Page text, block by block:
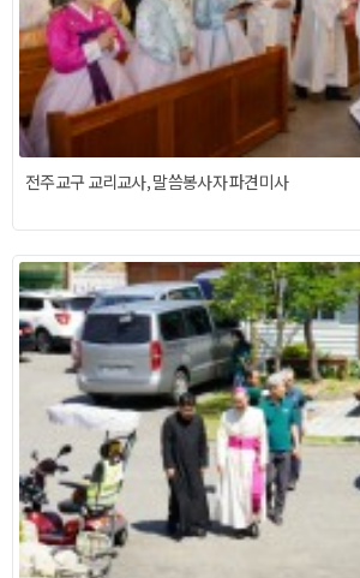
전주교구 교리교사, 말씀봉사자 파견미사